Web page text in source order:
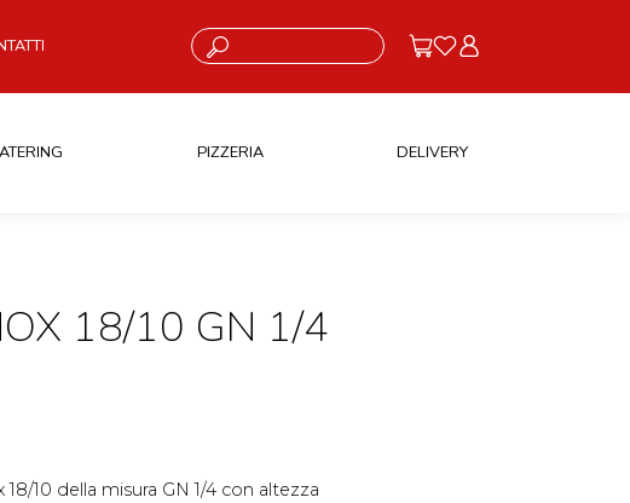
Cosa stai cercando?
PIZZERIA DELIVERY
18/10 GN 1/4
10 della misura GN 1/4 con altezza